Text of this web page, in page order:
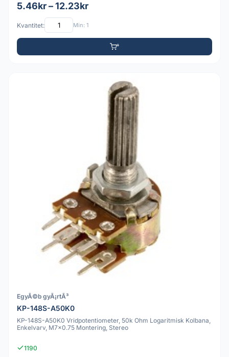
5.46kr – 12.23kr
Kvantitet: Min: 1
EgyÃ©b gyÃ¡rtÃ³
KP-148S-A50K0
KP-148S-A50K0 Vridpotentiometer, 50k Ohm Logaritmisk Kolbana,
Enkelvarv, M7x0.75 Montering, Stereo
1190